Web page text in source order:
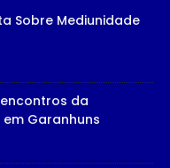
Sobre Mediunidade
da
Garanhuns